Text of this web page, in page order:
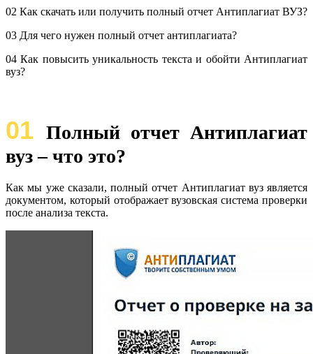
02 Как скачать или получить полный отчет Антиплагиат ВУЗ?
03 Для чего нужен полный отчет антиплагиата?
04 Как повысить уникальность текста и обойти Антиплагиат
вуз?
01
Полный отчет Антиплагиат
вуз – что это?
Как мы уже сказали, полный отчет Антиплагиат вуз является
документом, который отображает вузовская система проверки
после анализа текста.